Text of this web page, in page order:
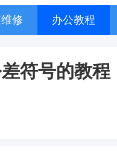
修 办公教程
符号的教程